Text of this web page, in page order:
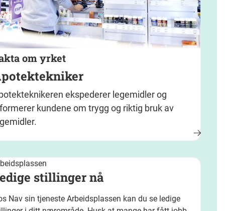
om yrket
ekspederer legemidler og
kundene om trygg og riktig bruk av
stillinger nå
Nav sin tjeneste Arbeidsplassen kan du se ledige